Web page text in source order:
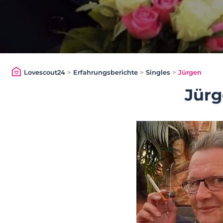
Lovescout24> Erfahrungsberichte > Singles > Jürgen